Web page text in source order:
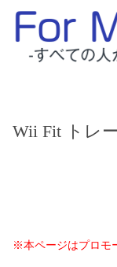
Wii Fit トレ
※本ページはプロモ